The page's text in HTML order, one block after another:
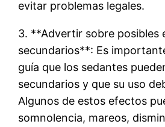
evitar problemas legales.
3. **Advertir sobre posibles
secundarios**: Es
guía que los sedantes
secundarios y que su uso
Algunos de estos efectos
somnolencia, mareos,